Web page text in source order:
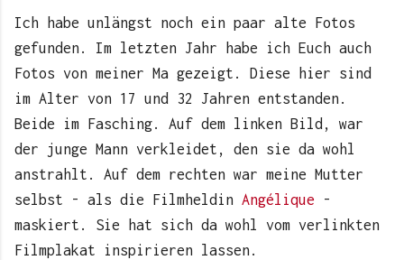
Ich habe unlängst noch ein paar alte Fotos
gefunden. Im letzten Jahr habe ich Euch auch
Fotos von meiner Ma gezeigt. Diese hier sind
im Alter von 17 und 32 Jahren entstanden.
Beide im Fasching. Auf dem linken Bild, war
der junge Mann verkleidet, den sie da wohl
anstrahlt. Auf dem rechten war meine Mutter
selbst - als die Filmheldin Angélique -
maskiert. Sie hat sich da wohl vom verlinkten
Filmplakat inspirieren lassen.